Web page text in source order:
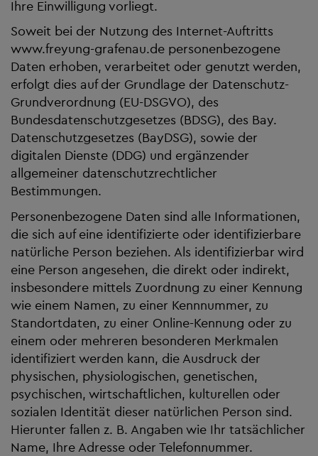
Ihre Einwilligung vorliegt.
Soweit bei der Nutzung des Internet-Auftritts
www.freyung-grafenau.de personenbezogene
Daten erhoben, verarbeitet oder genutzt werden,
erfolgt dies auf der Grundlage der Datenschutz-
Grundverordnung (EU-DSGVO), des
Bundesdatenschutzgesetzes (BDSG), des Bay.
Datenschutzgesetzes (BayDSG), sowie der
digitalen Dienste (DDG) und ergänzender
allgemeiner datenschutzrechtlicher
Bestimmungen.
Personenbezogene Daten sind alle Informationen,
die sich auf eine identifizierte oder identifizierbare
natürliche Person beziehen. Als identifizierbar wird
eine Person angesehen, die direkt oder indirekt,
insbesondere mittels Zuordnung zu einer Kennung
wie einem Namen, zu einer Kennnummer, zu
Standortdaten, zu einer Online-Kennung oder zu
einem oder mehreren besonderen Merkmalen
identifiziert werden kann, die Ausdruck der
physischen, physiologischen, genetischen,
psychischen, wirtschaftlichen, kulturellen oder
sozialen Identität dieser natürlichen Person sind.
Hierunter fallen z. B. Angaben wie Ihr tatsächlicher
Name, Ihre Adresse oder Telefonnummer.